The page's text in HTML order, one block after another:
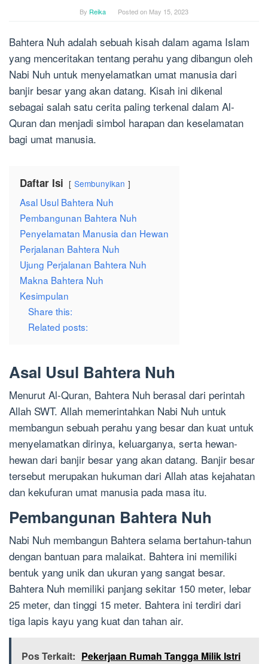
By Reika Posted on May 15, 2023
Bahtera Nuh adalah sebuah kisah dalam agama Islam
yang menceritakan tentang perahu yang dibangun oleh
Nabi Nuh untuk menyelamatkan umat manusia dari
banjir besar yang akan datang. Kisah ini dikenal
sebagai salah satu cerita paling terkenal dalam Al-
Quran dan menjadi simbol harapan dan keselamatan
bagi umat manusia.
Daftar Isi Sembunyikan
Asal Usul Bahtera Nuh
Pembangunan Bahtera Nuh
Penyelamatan Manusia dan Hewan
Perjalanan Bahtera Nuh
Ujung Perjalanan Bahtera Nuh
Makna Bahtera Nuh
Kesimpulan
Share this:
Related posts:
Asal Usul Bahtera Nuh
Menurut Al-Quran, Bahtera Nuh berasal dari perintah
Allah SWT. Allah memerintahkan Nabi Nuh untuk
membangun sebuah perahu yang besar dan kuat untuk
menyelamatkan dirinya, keluarganya, serta hewan-
hewan dari banjir besar yang akan datang. Banjir besar
tersebut merupakan hukuman dari Allah atas kejahatan
dan kekufuran umat manusia pada masa itu.
Pembangunan Bahtera Nuh
Nabi Nuh membangun Bahtera selama bertahun-tahun
dengan bantuan para malaikat. Bahtera ini memiliki
bentuk yang unik dan ukuran yang sangat besar.
Bahtera Nuh memiliki panjang sekitar 150 meter, lebar
25 meter, dan tinggi 15 meter. Bahtera ini terdiri dari
tiga lapis kayu yang kuat dan tahan air.
Pos Terkait: Pekerjaan Rumah Tangga Milik Istri